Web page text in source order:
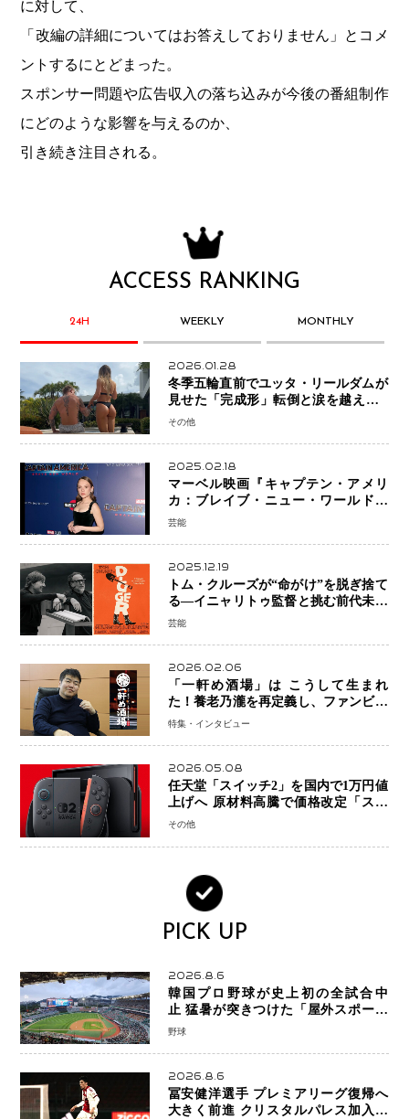
に対して、
「改編の詳細についてはお答えしておりません」とコメ
ントするにとどまった。
スポンサー問題や広告収入の落ち込みが今後の番組制作
にどのような影響を与えるのか、
引き続き注目される。
ACCESS RANKING
24H WEEKLY MONTHLY
2026.01.28
冬季五輪直前でユッタ・リールダムが
見せた「完成形」転倒と涙を越えて─
ミラノで金を狙うオランダ女王の現在
その他
2025.02.18
マーベル映画『キャプテン・アメリ
カ：ブレイブ・ニュー・ワールド』
新ブラック・ウィドウ役のシラ・ハー
芸能
2025.12.19
トム・クルーズが“命がけ”を脱ぎ捨て
る―イニャリトゥ監督と挑む前代未聞
の大惨事コメディ「DIGGER ディガ
芸能
2026.02.06
「一軒め酒場」は こうして生まれ
た！養老乃瀧を再定義し、ファンビジ
ネスへ─養老乃瀧100％子会社・
特集・インタビュー
2026.05.08
任天堂「スイッチ2」を国内で1万円値
上げへ 原材料高騰で価格改定「スイ
ッチオンライン」も引き上げ
その他
PICK UP
2026.8.6
韓国プロ野球が史上初の全試合中
止 猛暑が突きつけた「屋外スポーツ
の限界」 日本発のドーム型施設時代
野球
2026.8.6
冨安健洋選手 プレミアリーグ復帰へ
大きく前進 クリスタルパレス加入目